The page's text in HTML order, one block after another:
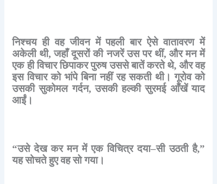
निश्चय ही वह जीवन में पहली बार ऐसे वातावरण में
अकेली थी,जहाँ दूसरों की नजरें उस पर थीं, और मन में
एक ही विचार छिपाकर पुरुष उससे बातें करते थे, और वह
इस विचार को भांपे बिना नहीं रह सकती थी। गूरोव को
उसकी सुकोमल गर्दन,उसकी हल्की सुरमई आँखें याद
आईं।
“उसे देख कर मन में एक विचित्र दया–सी उठती है,”
यह सोचते हुए वह सो गया।